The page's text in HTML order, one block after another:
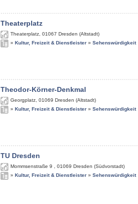
Theaterplatz
Theaterplatz 01067 Dresden (Altstadt)
» Kultur, Freizeit & Dienstleister » Sehenswürdigkeit
Theodor-Körner-Denkmal
Georgplatz 01069 Dresden (Altstadt)
» Kultur, Freizeit & Dienstleister » Sehenswürdigkeit
TU Dresden
Mommsenstraße 9 01069 Dresden (Südvorstadt)
» Kultur, Freizeit & Dienstleister » Sehenswürdigkeit